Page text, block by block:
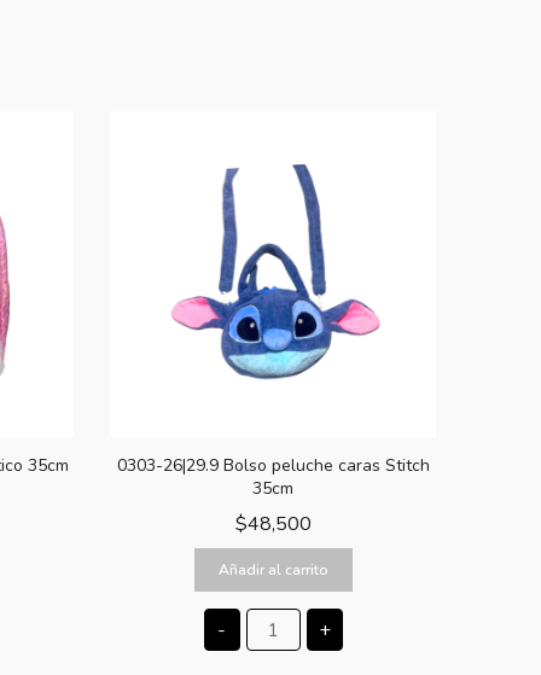
35cm
0303-26|29.9 Bolso peluche caras Stitch
35cm
$48,500
Añadir al carrito
- +